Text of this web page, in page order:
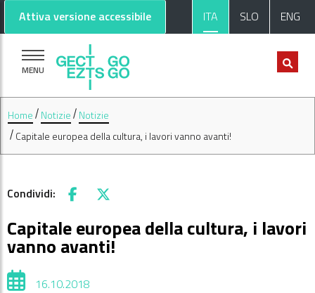
Vai al contenuto principale
Vai al footer
Attiva versione accessibile ITA SLO ENG
MENU
Home Notizie
Notizie
Capitale europea della cultura, i lavori vanno avanti!
Condividi: Facebook
X
Capitale europea della cultura, i lavori
vanno avanti!
16.10.2018